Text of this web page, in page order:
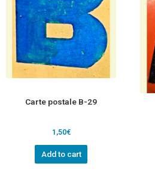
Carte postale B-29
1,50€
Add to cart